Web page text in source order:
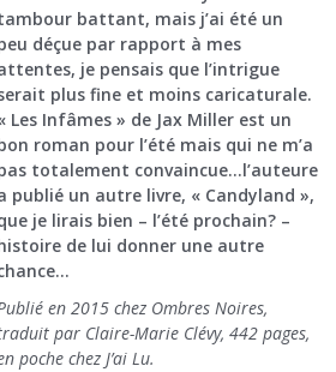
battant, mais j’ai été un
déçue par rapport à mes
je pensais que l’intrigue
plus fine et moins caricaturale.
Les Infâmes » de Jax Miller est un
roman pour l’été mais qui ne m’a
totalement convaincue…l’auteure
publié un autre livre, « Candyland »,
je lirais bien – l’été prochain? –
de lui donner une autre
en 2015 chez Ombres Noires,
par Claire-Marie Clévy, 442 pages,
poche chez J’ai Lu.